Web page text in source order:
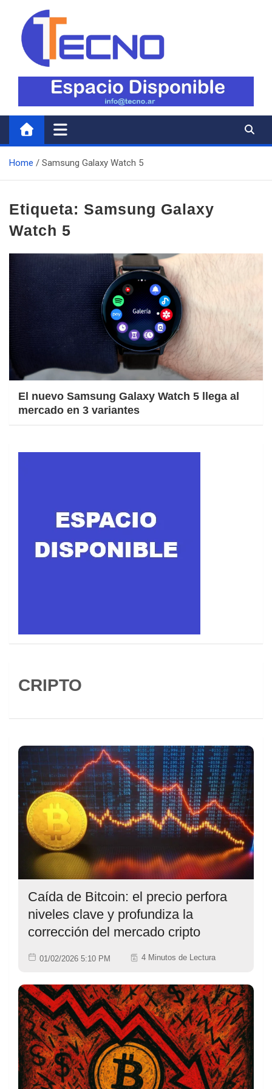
content
Tecno
Todo lo nuevo en Tecnología
Home Samsung Galaxy Watch 5
Etiqueta: Samsung Galaxy
Watch 5
El nuevo Samsung Galaxy Watch 5 llega al
mercado en 3 variantes
CRIPTO
Caída de Bitcoin: el precio perfora
niveles clave y profundiza la
corrección del mercado cripto
01/02/2026 5:10 PM 4 Minutos de Lectura